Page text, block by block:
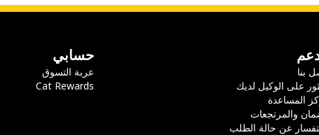
بنا
على الوكيل لديك
المساعدة
والمرتجعات
عن حالة الطلب
حسابي
عربة التسوق
Cat Rewards